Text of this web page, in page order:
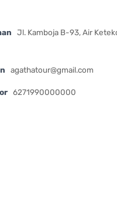
Jl. Kamboja B-93, Air
agathatour@gmail.com
6271990000000